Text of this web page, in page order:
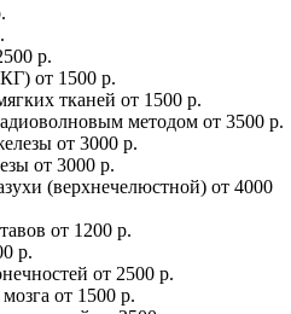
р.
от 1500 р.
тканей от 1500 р.
методом от 3500 р.
от 3000 р.
от 3000 р.
(верхнечелюстной) от 4000
от 1200 р.
р.
от 2500 р.
от 1500 р.